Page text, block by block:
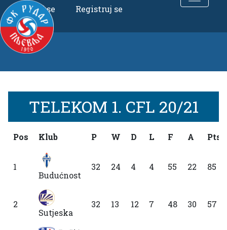
Uloguj se Registruj se
TELEKOM 1. CFL 20/21
Pos Klub P W D L F A Pts
1
Budućnost
32 24 4 4 55 22 85
2
Sutjeska
32 13 12 7 48 30 57